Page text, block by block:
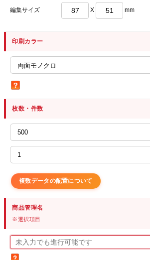
編集サイズ X mm
印刷カラー
枚数・件数
複数データの配置について
商品管理名
※選択項目